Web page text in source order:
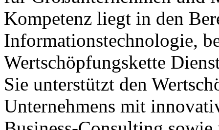
Kompetenz liegt in den
Informationstechnologie,
Wertschöpfungskette
Sie unterstützt den
Unternehmens mit